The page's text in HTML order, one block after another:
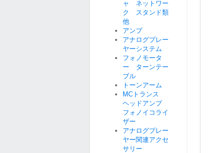
ャ ネットワー
ク スタンド類
他
アンプ
アナログプレー
ヤーシステム
フォノモータ
ー ターンテー
ブル
トーンアーム
MCトランス
ヘッドアンプ
フォノイコライ
ザー
アナログプレー
ヤー関連アクセ
サリー